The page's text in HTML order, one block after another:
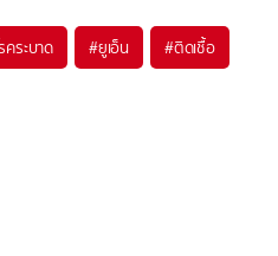
คระบาด #ยูเอ็น #ติดเชื้อ